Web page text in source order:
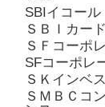
SBIイコール
ＳＢＩカード
ＳＦコーポ
SFコーポレ
ＳＫインベ
ＳＭＢＣコ